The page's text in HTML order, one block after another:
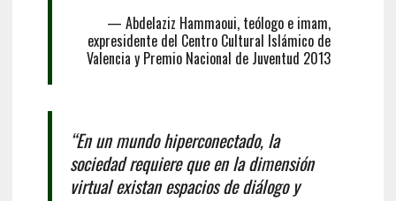
— Abdelaziz Hammaoui, teólogo e imam,
expresidente del Centro Cultural Islámico de
Valencia y Premio Nacional de Juventud 2013
“En un mundo hiperconectado, la
sociedad requiere que en la dimensión
virtual existan espacios de diálogo y